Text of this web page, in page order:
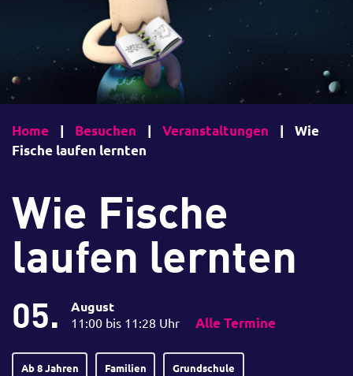
Home | Besuchen | Veranstaltungen |
Wie
Fische laufen lernten
Wie Fische
laufen lernten
05. August
11:00 bis 11:28 Uhr Alle Termine
Ab 8 Jahren Familien Grundschule